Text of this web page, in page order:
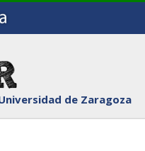
de Zaragoza